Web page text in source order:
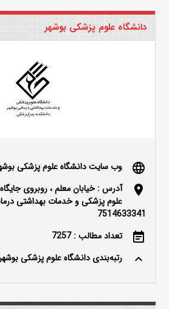
دانشگاه علوم پزشکی بوشهر
language وب سایت دانشگاه علوم پزشکی
location_on
آدرس : خیابان معلم ، روبروی
علوم پزشکی و خدمات بهداشتی
7514633341
event_note تعداد مطالب : 7257
keyboard_arrow_up رتبه‌بندی دانشگاه علوم پزشکی بوشهر